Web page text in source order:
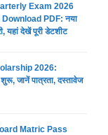
Exam 2026
PDF: नया
यहां देखें पूरी डेटशीट
2026:
जानें पात्रता, दस्तावेज
Matric Pass